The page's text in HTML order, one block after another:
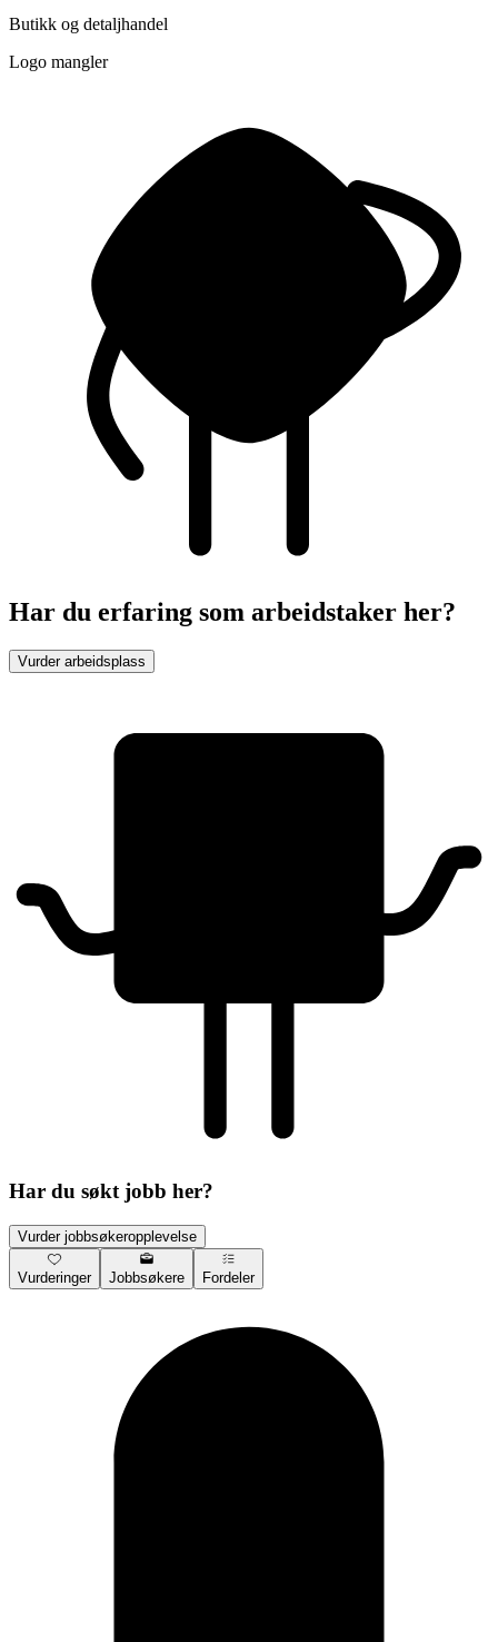
Butikk og detaljhandel
Logo mangler
Har du erfaring som arbeidstaker her?
Vurder arbeidsplass
Har du søkt jobb her?
Vurder jobbsøkeropplevelse
Vurderinger Jobbsøkere Fordeler